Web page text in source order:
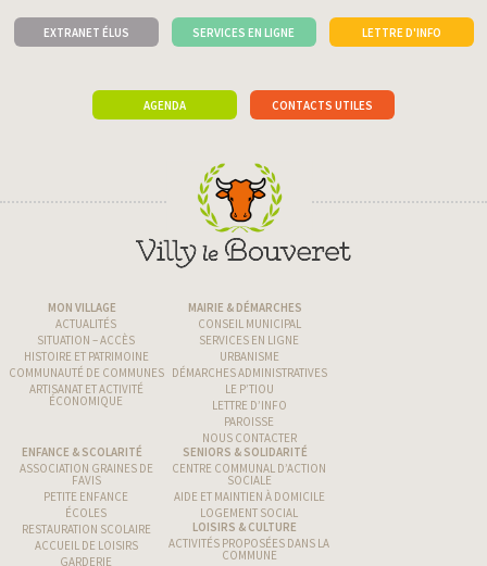
EXTRANET ÉLUS SERVICES EN LIGNE LETTRE D'INFO
AGENDA CONTACTS UTILES
MON VILLAGE
ACTUALITÉS
SITUATION – ACCÈS
HISTOIRE ET PATRIMOINE
COMMUNAUTÉ DE COMMUNES
ARTISANAT ET ACTIVITÉ
ÉCONOMIQUE
MAIRIE & DÉMARCHES
CONSEIL MUNICIPAL
SERVICES EN LIGNE
URBANISME
DÉMARCHES ADMINISTRATIVES
LE P’TIOU
LETTRE D’INFO
PAROISSE
NOUS CONTACTER
ENFANCE & SCOLARITÉ
ASSOCIATION GRAINES DE
FAVIS
PETITE ENFANCE
ÉCOLES
RESTAURATION SCOLAIRE
ACCUEIL DE LOISIRS
GARDERIE
SENIORS & SOLIDARITÉ
CENTRE COMMUNAL D’ACTION
SOCIALE
AIDE ET MAINTIEN À DOMICILE
LOGEMENT SOCIAL
LOISIRS & CULTURE
ACTIVITÉS PROPOSÉES DANS LA
COMMUNE